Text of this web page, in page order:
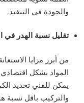
والجودة في التنفيذ.
تقليل نسبة الهدر في
من أبرز مزايا
المواد بشكل
يمكن للفني تحديد
والتركيب باقل نسبة